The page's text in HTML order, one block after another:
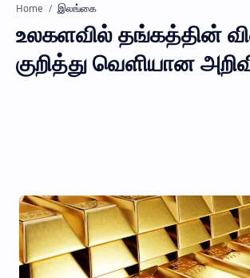
Home இலங்கை
உலகளவில் தங்கத்தின்
குறித்து வெளியான